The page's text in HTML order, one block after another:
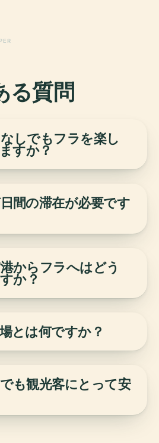
る質問
しでもフラを楽し
すか？
間の滞在が必要です
からフラへはどう
か？
とは何ですか？
も観光客にとって安